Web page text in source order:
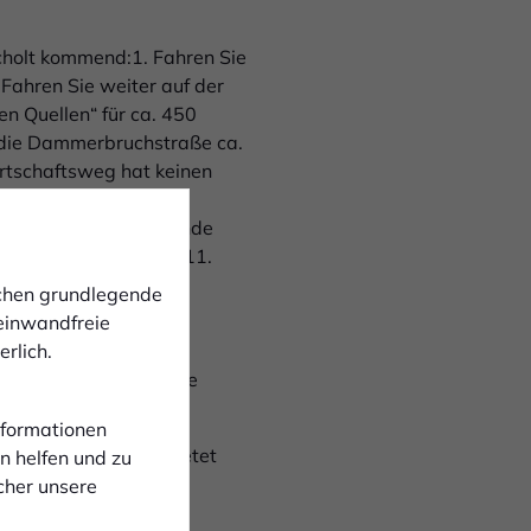
grundlegende
helfen und zu
unsere
kommend:1. Fahren Sie
Sie weiter auf der
Quellen“ für ca. 450
Dammerbruchstraße ca.
hat keinen
an unserem
bis zum Ende
gekennzeichnet.11.
aus.
Bocholt oder Brigade
und bietet